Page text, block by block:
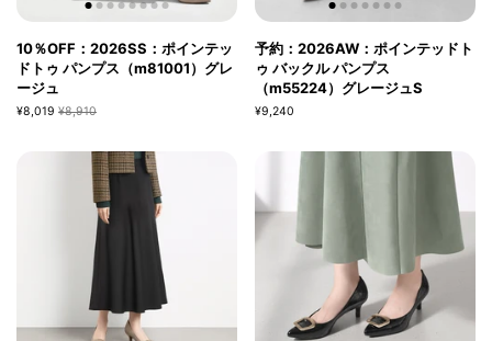
10％OFF：2026SS：ポインテッ
ドトゥ パンプス（m81001）グレ
ージュ
¥8,019 ¥8,910
予約：2026AW：ポインテッドト
ゥ バックル パンプス
（m55224）グレージュS
¥9,240